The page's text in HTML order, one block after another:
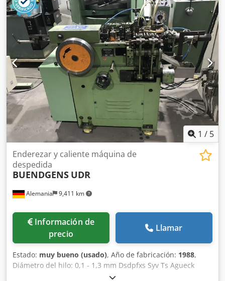
1 / 5
Alemania 9,411 km
Enderezar y caliente máquina de
despedida
BUENDGENS UDR
Información de
precio
Llamar
Estado: muy bueno (usado), Año de fabricación: 1988,
Diámetro del hilo: 0,1 - 1,3 mm Dsdpfxs Syv Ts Agueck
Longitud del segmento: 5 - 70 mm Rendimiento: máx.